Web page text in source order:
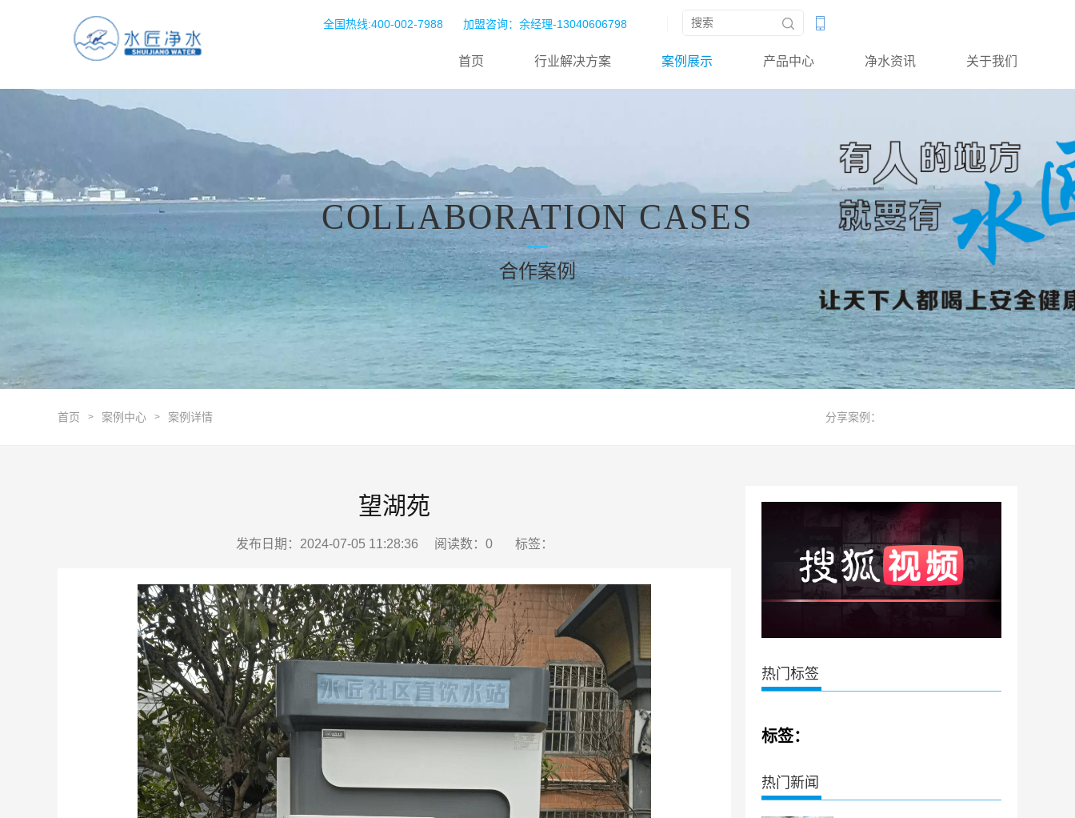
全国热线:400-002-7988 加盟咨询：余经理-13040606798
首页 行业解决方案 案例展示 产品中心 净水资讯 关于我们
COLLABORATION CASES
合作案例
首页 > 案例中心 > 案例详情 分享案例：
望湖苑
发布日期：2024-07-05 11:28:36 阅读数： 0标签：
热门标签
标签：
热门新闻